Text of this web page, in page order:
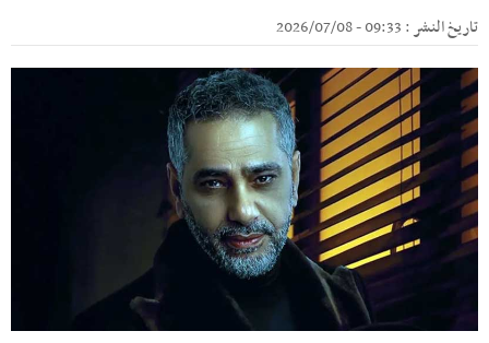
تاريخ النشر : 09:33 - 2026/07/08